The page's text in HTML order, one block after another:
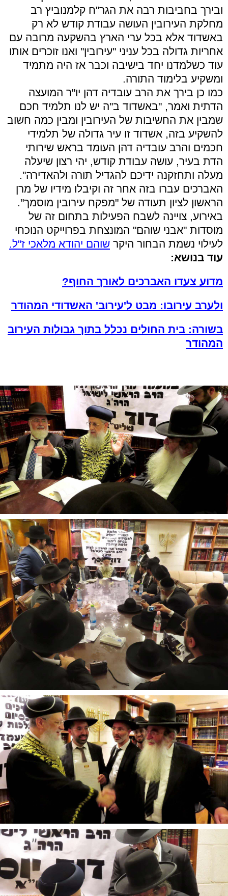
ובירך בחביבות רבה את הגר"ח קלמנוביץ רב
מחלקת העירובין העושה עבודת קודש לא רק
באשדוד אלא בכל ערי הארץ בהשקעה מרובה עם
אחריות גדולה בכל עניני "עירובין" ואנו זוכרים אותו
עוד כשלמדנו יחד בישיבה וכבר אז היה מתמיד
ומשקיע בלימוד התורה.
כמו כן בירך את הרב עובדיה דהן יו"ר המועצה
הדתית ואמר, "באשדוד ב"ה יש לנו תלמיד חכם
שמבין את החשיבות של העירובין ומבין כמה חשוב
להשקיע בזה, אשדוד זו עיר גדולה של תלמידי
חכמים והרב עובדיה דהן העומד בראש שירותי
הדת בעיר, עושה עבודת קודש, יהי רצון שיעלה
מעלה ותחזקנה ידיכם להגדיל תורה ולהאדירה".
האברכים עברו בזה אחר זה וקיבלו מידיו של מרן
הראשון לציון תעודה של "מפקח עירובין מוסמך".
באירוע, צויינה לשבח הפעילות בתחום זה של
מוסדות "אבני שוהם" המונצחת בפרוייקט הנוכחי
לעילוי נשמת הבחור היקר שוהם יהודא מלאכי ז"ל.
עוד בנושא:
מדוע צעדו האברכים לאורך החוף?
ולערב עירובו: מבט ל'עירוב' האשדודי המהודר
בשורה: בית החולים נכלל בתוך גבולות העירוב
המהודר